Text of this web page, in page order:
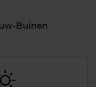
Buinen